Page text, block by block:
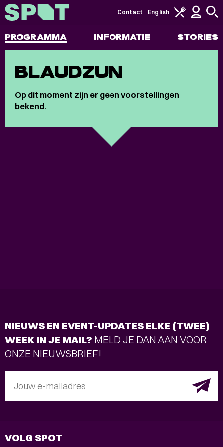
PROGRAMMA INFORMATIE STORIES
Contact English
BLAUDZUN
Op dit moment zijn er geen voorstellingen
bekend.
NIEUWS EN EVENT-UPDATES ELKE (TWEE)
WEEK IN JE MAIL? MELD JE DAN AAN VOOR
ONZE NIEUWSBRIEF!
Jouw e-mailadres
VOLG SPOT